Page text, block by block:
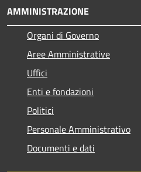
AMMINISTRAZIONE
Organi di Governo
Aree Amministrative
Uffici
Enti e fondazioni
Politici
Personale Amministrativo
Documenti e dati